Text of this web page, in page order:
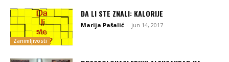
Zanimljivosti
DA LI STE ZNALI: KALORIJE
Marija Pašalić - jun 14, 2017